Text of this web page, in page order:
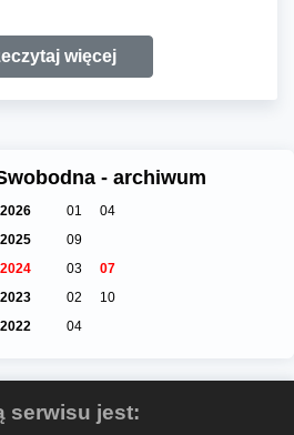
więcej
- archiwum
2026 01
04
2025
09
2024
03
07
2023
02
10
2022
04
serwisu jest: